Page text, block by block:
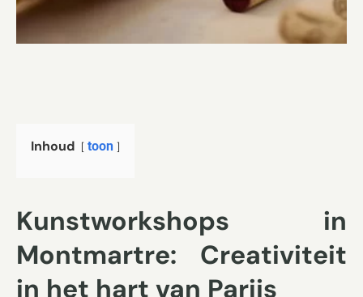
Inhoud toon
Kunstworkshops in
Montmartre: Creativiteit
in het hart van Parijs